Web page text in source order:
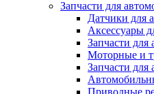
Запчасти для
Датчики для
Аксессуары
Запчасти для
Моторные и
Запчасти для
Приводные